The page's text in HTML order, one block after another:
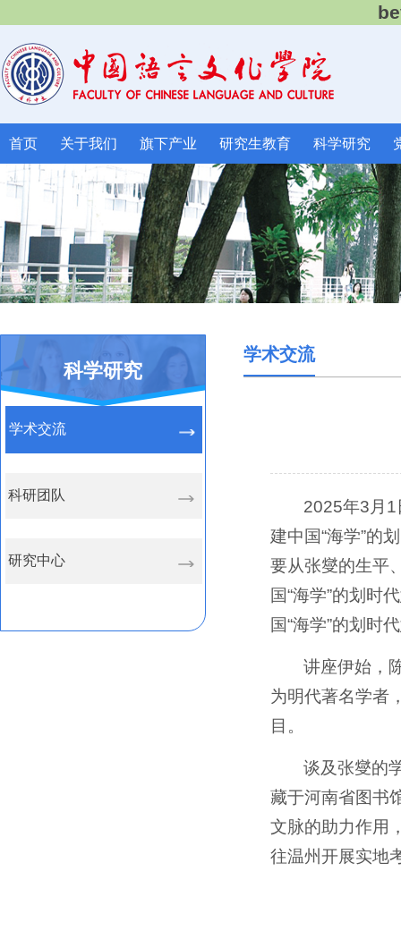
首页 关于我们 旗下产业 研究生教育 科学研究
科学研究
学术交流
科研团队
研究中心
学术交流
2025年3月1
建中国“海学”的
要从张燮的生平
国“海学”的划时
国“海学”的划时
讲座伊始，
为明代著名学者
目。
谈及张燮的
藏于河南省图书
文脉的助力作用
往温州开展实地